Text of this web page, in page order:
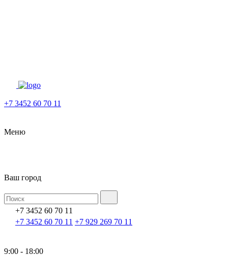
+7 3452 60 70 11
Меню
Ваш город
+7 3452 60 70 11
+7 3452 60 70 11 +7 929 269 70 11
9:00 - 18:00